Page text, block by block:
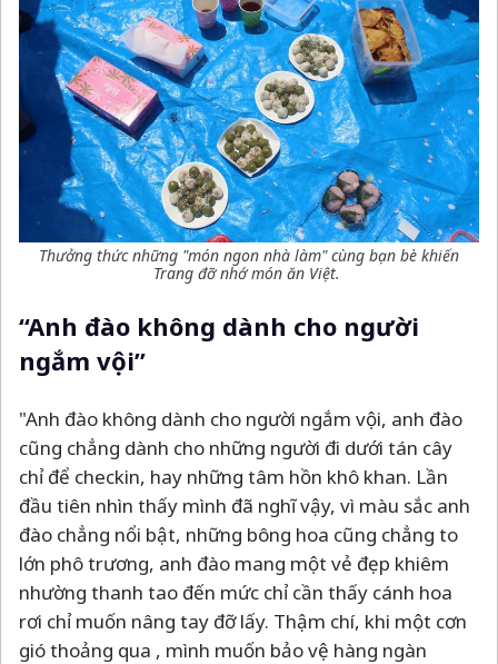
Thưởng thức những "món ngon nhà làm" cùng bạn bè khiến
Trang đỡ nhớ món ăn Việt.
“Anh đào không dành cho người
ngắm vội”
"Anh đào không dành cho người ngắm vội, anh đào
cũng chẳng dành cho những người đi dưới tán cây
chỉ để checkin, hay những tâm hồn khô khan. Lần
đầu tiên nhìn thấy mình đã nghĩ vậy, vì màu sắc anh
đào chẳng nổi bật, những bông hoa cũng chẳng to
lớn phô trương, anh đào mang một vẻ đẹp khiêm
nhường thanh tao đến mức chỉ cần thấy cánh hoa
rơi chỉ muốn nâng tay đỡ lấy. Thậm chí, khi một cơn
gió thoảng qua , mình muốn bảo vệ hàng ngàn